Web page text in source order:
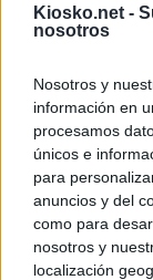
Kiosko.net -
nosotros
Nosotros y
información en
procesamos
únicos e
para
anuncios y del
como para
nosotros y
localización